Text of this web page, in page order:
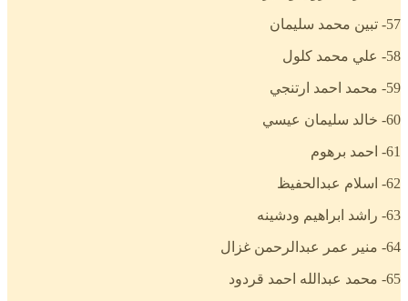
57- تبين محمد سليمان
58- علي محمد كلول
59- محمد احمد ارتنجي
60- خالد سليمان عيسي
61- احمد برهوم
62- اسلام عبدالحفيظ
63- راشد ابراهيم ودشينه
64- منير عمر عبدالرحمن غزال
65- محمد عبدالله احمد قردود